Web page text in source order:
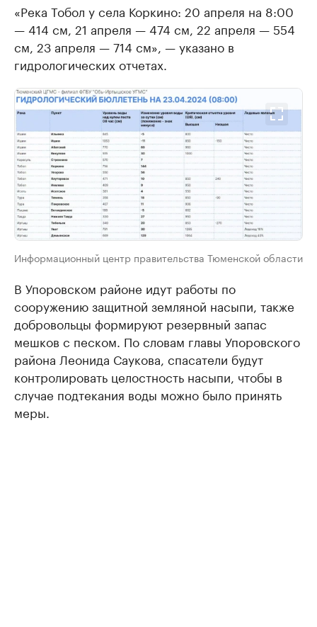
«Река Тобол у села Коркино: 20 апреля на 8:00
— 414 см, 21 апреля — 474 см, 22 апреля — 554
см, 23 апреля — 714 см», — указано в
гидрологических отчетах.
Информационный центр правительства Тюменской области
В Упоровском районе идут работы по
сооружению защитной земляной насыпи, также
добровольцы формируют резервный запас
мешков с песком. По словам главы Упоровского
района Леонида Саукова, спасатели будут
контролировать целостность насыпи, чтобы в
случае подтекания воды можно было принять
меры.